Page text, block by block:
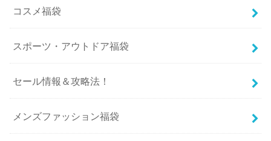
コスメ福袋
スポーツ・アウトドア福袋
セール情報＆攻略法！
メンズファッション福袋